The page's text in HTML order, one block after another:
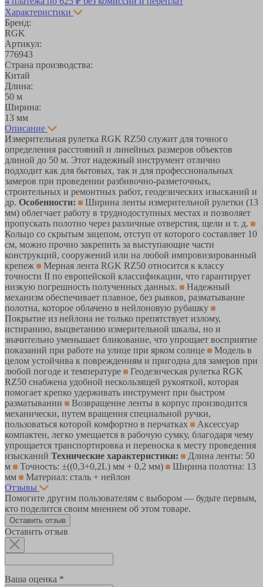
Характеристики
Бренд:
RGK
Артикул:
776943
Страна производства:
Китай
Длина:
50 м
Ширина:
13 мм
Описание
Измерительная рулетка RGK RZ50 служит для точного
определения расстояний и линейных размеров объектов
длиной до 50 м. Этот надежный инструмент отлично
подходит как для бытовых, так и для профессиональных
замеров при проведении разбивочно-разметочных,
строительных и ремонтных работ, геодезических изысканий и
др. Особенности:
Ширина ленты измерительной рулетки (13
мм) облегчает работу в труднодоступных местах и позволяет
пропускать полотно через различные отверстия, щели и т. д.
Кольцо со скрытым зацепом, отступ от которого составляет 10
см, можно прочно закрепить за выступающие части
конструкций, сооружений или на любой импровизированный
крепеж
Мерная лента RGK RZ50 относится к классу
точности II по европейской классификации, что гарантирует
низкую погрешность полученных данных.
Надежный
механизм обеспечивает плавное, без рывков, разматывание
полотна, которое облачено в нейлоновую рубашку
Покрытие из нейлона не только препятствует излому,
истиранию, выцветанию измерительной шкалы, но и
значительно уменьшает бликование, что упрощает восприятие
показаний при работе на улице при ярком солнце
Модель в
целом устойчива к повреждениям и пригодна для замеров при
любой погоде и температуре
Геодезическая рулетка RGK
RZ50 снабжена удобной нескользящей рукояткой, которая
помогает крепко удерживать инструмент при быстром
разматывании
Возвращение ленты в корпус производится
механически, путем вращения специальной ручки,
пользоваться которой комфортно в перчатках
Аксессуар
компактен, легко умещается в рабочую сумку, благодаря чему
упрощается транспортировка и переноска к месту проведения
изысканий Технические характеристики:
Длина ленты: 50
м
Точность: ±((0,3+0,2L) мм + 0,2 мм)
Ширина полотна: 13
мм
Материал: сталь + нейлон
Отзывы
Помогите другим пользователям с выбором — будьте первым,
кто поделится своим мнением об этом товаре.
Оставить отзыв
Оставить отзыв
Ваша оценка *